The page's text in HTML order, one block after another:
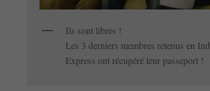
Ils sont libres !
Les 3 derniers membres retenus en
Express ont récupéré leur passeport !